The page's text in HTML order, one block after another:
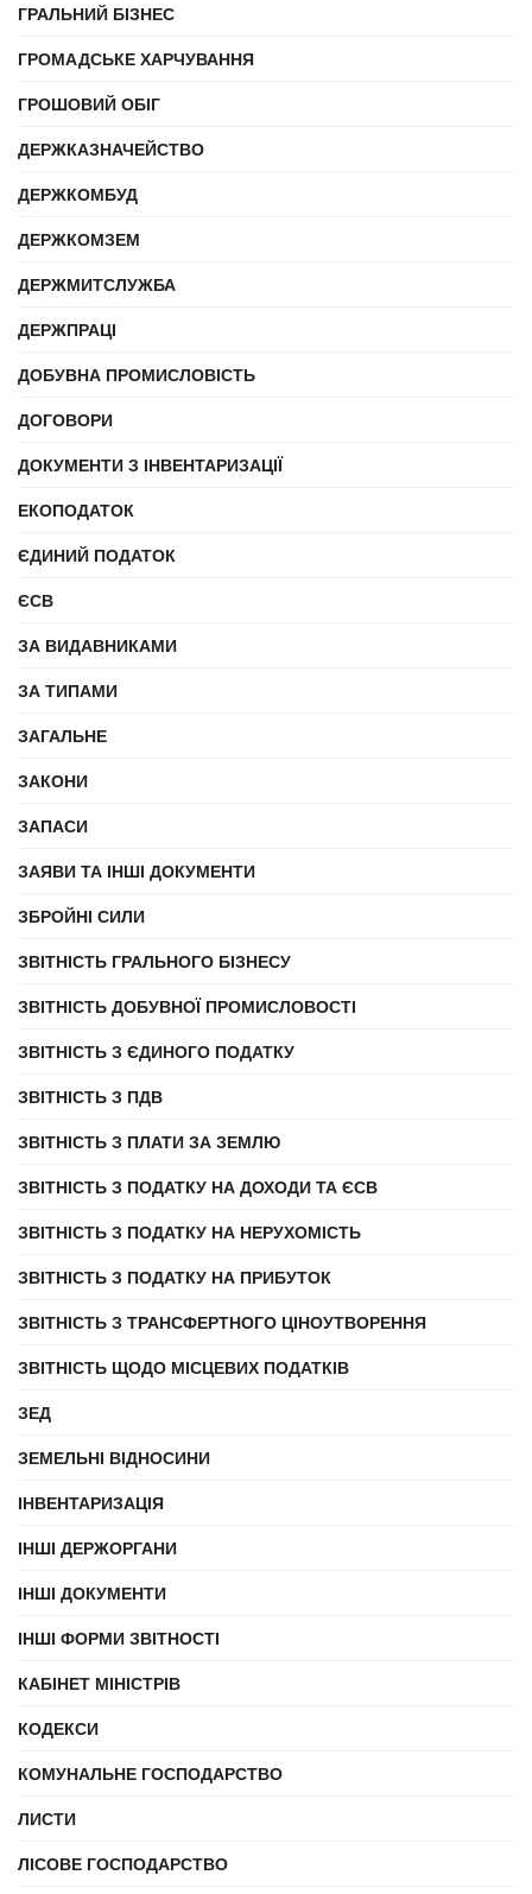
ГРАЛЬНИЙ БІЗНЕС
ГРОМАДСЬКЕ ХАРЧУВАННЯ
ГРОШОВИЙ ОБІГ
ДЕРЖКАЗНАЧЕЙСТВО
ДЕРЖКОМБУД
ДЕРЖКОМЗЕМ
ДЕРЖМИТСЛУЖБА
ДЕРЖПРАЦІ
ДОБУВНА ПРОМИСЛОВІСТЬ
ДОГОВОРИ
ДОКУМЕНТИ З ІНВЕНТАРИЗАЦІЇ
ЕКОПОДАТОК
ЄДИНИЙ ПОДАТОК
ЄСВ
ЗА ВИДАВНИКАМИ
ЗА ТИПАМИ
ЗАГАЛЬНЕ
ЗАКОНИ
ЗАПАСИ
ЗАЯВИ ТА ІНШІ ДОКУМЕНТИ
ЗБРОЙНІ СИЛИ
ЗВІТНІСТЬ ГРАЛЬНОГО БІЗНЕСУ
ЗВІТНІСТЬ ДОБУВНОЇ ПРОМИСЛОВОСТІ
ЗВІТНІСТЬ З ЄДИНОГО ПОДАТКУ
ЗВІТНІСТЬ З ПДВ
ЗВІТНІСТЬ З ПЛАТИ ЗА ЗЕМЛЮ
ЗВІТНІСТЬ З ПОДАТКУ НА ДОХОДИ ТА ЄСВ
ЗВІТНІСТЬ З ПОДАТКУ НА НЕРУХОМІСТЬ
ЗВІТНІСТЬ З ПОДАТКУ НА ПРИБУТОК
ЗВІТНІСТЬ З ТРАНСФЕРТНОГО ЦІНОУТВОРЕННЯ
ЗВІТНІСТЬ ЩОДО МІСЦЕВИХ ПОДАТКІВ
ЗЕД
ЗЕМЕЛЬНІ ВІДНОСИНИ
ІНВЕНТАРИЗАЦІЯ
ІНШІ ДЕРЖОРГАНИ
ІНШІ ДОКУМЕНТИ
ІНШІ ФОРМИ ЗВІТНОСТІ
КАБІНЕТ МІНІСТРІВ
КОДЕКСИ
КОМУНАЛЬНЕ ГОСПОДАРСТВО
ЛИСТИ
ЛІСОВЕ ГОСПОДАРСТВО